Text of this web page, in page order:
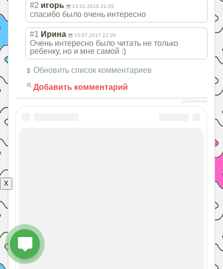
#2 игорь 13.01.2018 21:05
спасибо было очень интересно
#1 Ирина 15.07.2017 22:26
Очень интересно было читать не только
ребенку, но и мне самой :)
Обновить список комментариев
Добавить комментарий
JComments
X